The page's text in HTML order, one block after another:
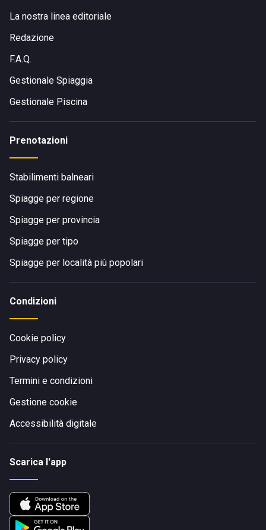
La nostra linea editoriale
Redazione
F.A.Q.
Gestionale Spiaggia
Gestionale Piscina
Prenotazioni
Stabilimenti balneari
Spiagge per regione
Spiagge per provincia
Spiagge per tipo
Spiagge per località più popolari
Condizioni
Cookie policy
Privacy policy
Termini e condizioni
Gestione cookie
Accessibilità digitale
Scarica l'app